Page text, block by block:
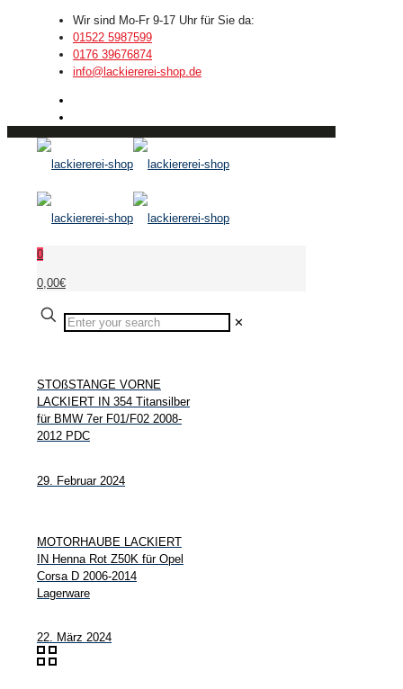
Wir sind Mo-Fr 9-17 Uhr für Sie da:
01522 5987599
0176 39676874
info@lackiererei-shop.de
0
0,00€
✕
STOßSTANGE VORNE
LACKIERT IN 354 Titansilber
für BMW 7er F01/F02 2008-
2012 PDC
29. Februar 2024
MOTORHAUBE LACKIERT
IN Henna Rot Z50K für Opel
Corsa D 2006-2014
Lagerware
22. März 2024